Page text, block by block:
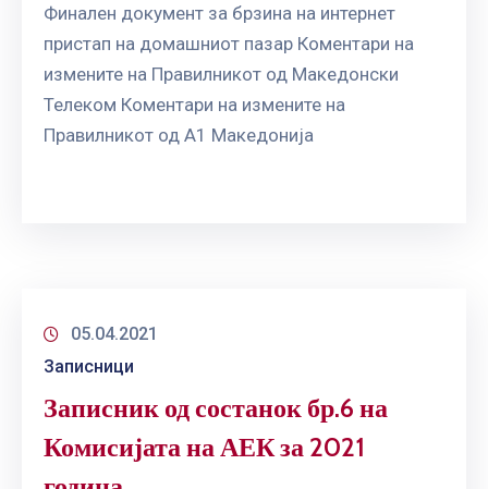
Финален документ за брзина на интернет
пристап на домашниот пазар Коментари на
измените на Правилникот од Македонски
Телеком Коментари на измените на
Правилникот од А1 Македонија
05.04.2021
Записници
Записник од состанок бр.6 на
Комисијата на АЕК за 2021